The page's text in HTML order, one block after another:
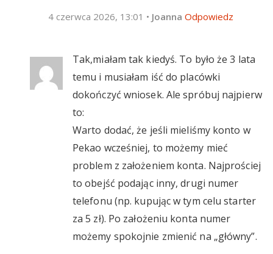
4 czerwca 2026, 13:01 • Joanna Odpowiedz
Tak,miałam tak kiedyś. To było że 3 lata
temu i musiałam iść do placówki
dokończyć wniosek. Ale spróbuj najpierw
to:
Warto dodać, że jeśli mieliśmy konto w
Pekao wcześniej, to możemy mieć
problem z założeniem konta. Najprościej
to obejść podając inny, drugi numer
telefonu (np. kupując w tym celu starter
za 5 zł). Po założeniu konta numer
możemy spokojnie zmienić na „główny”.